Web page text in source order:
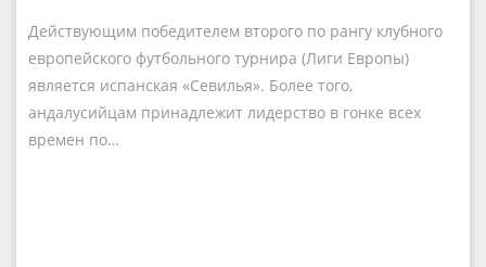
Действующим победителем второго по рангу клубного
европейского футбольного турнира (Лиги Европы)
является испанская «Севилья». Более того,
андалусийцам принадлежит лидерство в гонке всех
времен по…